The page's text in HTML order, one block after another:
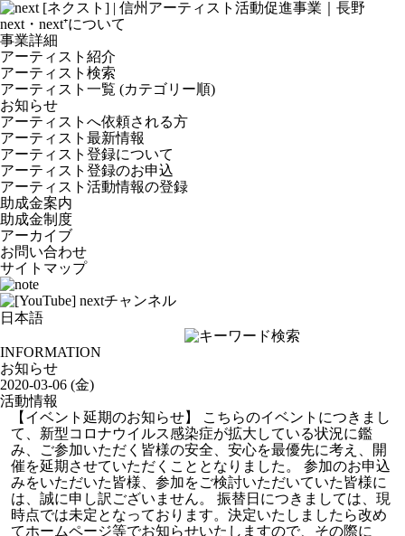
next・next⁺について
事業詳細
アーティスト紹介
アーティスト検索
アーティスト一覧 (カテゴリー順)
お知らせ
アーティストへ依頼される方
アーティスト最新情報
アーティスト登録について
アーティスト登録のお申込
アーティスト活動情報の登録
助成金案内
助成金制度
アーカイブ
お問い合わせ
サイトマップ
INFORMATION
お知らせ
2020-03-06 (金)
活動情報
【イベント延期のお知らせ】 こちらのイベントにつきまし
て、新型コロナウイルス感染症が拡大している状況に鑑
み、ご参加いただく皆様の安全、安心を最優先に考え、開
催を延期させていただくこととなりました。 参加のお申込
みをいただいた皆様、参加をご検討いただいていた皆様に
は、誠に申し訳ございません。 振替日につきましては、現
時点では未定となっております。決定いたしましたら改め
てホームページ等でお知らせいたしますので、その際に